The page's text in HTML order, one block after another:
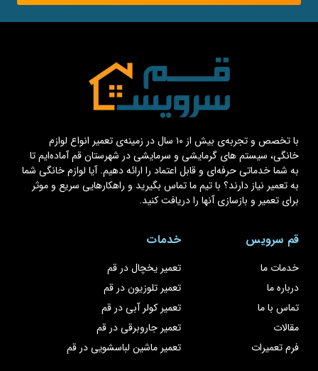
با تخصص و تجربه‌ی بیش از ۱۰ سال در زمینه‌ی تعمیر انواع لوازم
خانگی، سیستم های گرمایشی و سرمایشی در شهرستان قم آماده‌ایم تا
به شما خدماتی حرفه‌ای و قابل اعتماد را ارائه دهیم. آیا لوازم خانگی شما
به تعمیر نیاز دارند؟ با تیم ما تماس بگیرید و راهکارهایی سریع و موثر
برای تعمیر و بازسازی آنها را دریافت کنید.
قم سرویس
خدمات ما
درباره ما
تماس با ما
مقالات
فرم تعمیرات
خدمات
تعمیر یخچال در قم
تعمیر تلوزیون در قم
تعمیر کولر آبی در قم
تعمیر جاروبرقی در قم
تعمیر ماشین لباسشویی در قم